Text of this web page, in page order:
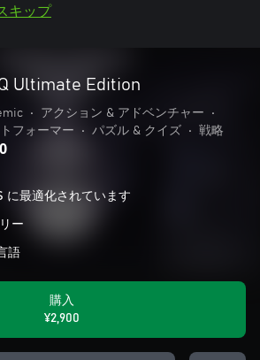
キップ
Ultimate Edition
• アクション & アドベンチャー
•
フォーマー
• パズル & クイズ • 戦略
に最適化されています
ー
語
購入
¥2,900